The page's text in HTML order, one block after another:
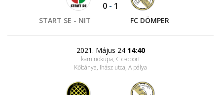
START SE - NIT
0 - 1
FC DÖMPER
2021. Május 24 14:40
kaminokupa, C csoport
Kőbánya, Ihász utca, A pálya